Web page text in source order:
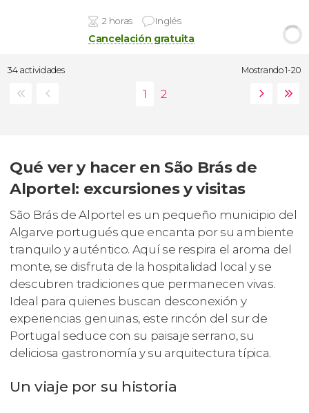
2 horas Inglés
Cancelación gratuita
34 actividades Mostrando 1-20
Qué ver y hacer en São Brás de
Alportel: excursiones y visitas
São Brás de Alportel es un pequeño municipio del
Algarve portugués que encanta por su ambiente
tranquilo y auténtico. Aquí se respira el aroma del
monte, se disfruta de la hospitalidad local y se
descubren tradiciones que permanecen vivas.
Ideal para quienes buscan desconexión y
experiencias genuinas, este rincón del sur de
Portugal seduce con su paisaje serrano, su
deliciosa gastronomía y su arquitectura típica.
Un viaje por su historia